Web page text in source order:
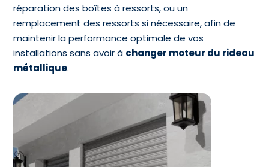
réparation des boîtes à ressorts, ou un
remplacement des ressorts si nécessaire, afin de
maintenir la performance optimale de vos
installations sans avoir à changer moteur du rideau
métallique.